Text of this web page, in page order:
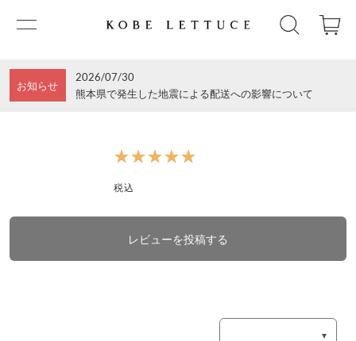
お知らせ
2026/07/30
熊本県で発生した地震による配送への影響について
★★★★★
★★★★★
税込
レビューを投稿する